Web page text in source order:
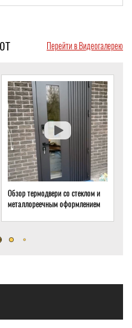
Перейти в Видеогалерею
Обзор термодвери с ковкой и
стеклом для подвала частного